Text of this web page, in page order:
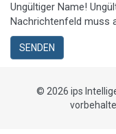
Ungültiger Name!
Nachrichtenfeld muss
SENDEN
© 2026 ips